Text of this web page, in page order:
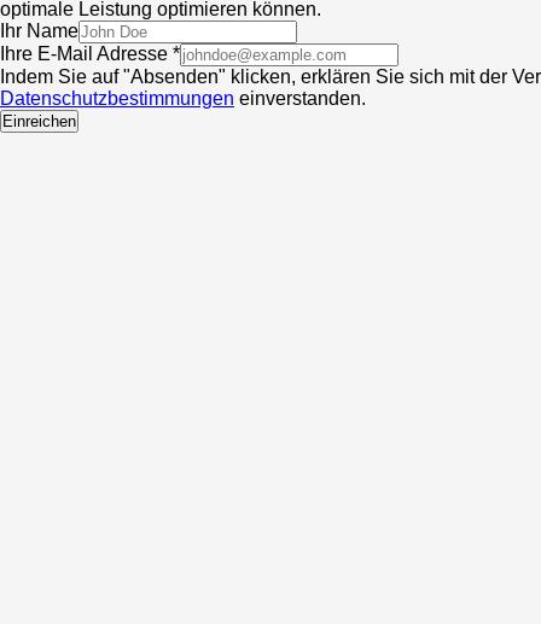
optimale Leistung optimieren können.
Ihr Name
Ihre E-Mail Adresse *
Indem Sie auf "Absenden" klicken, erklären Sie sich mit der
Datenschutzbestimmungen einverstanden.